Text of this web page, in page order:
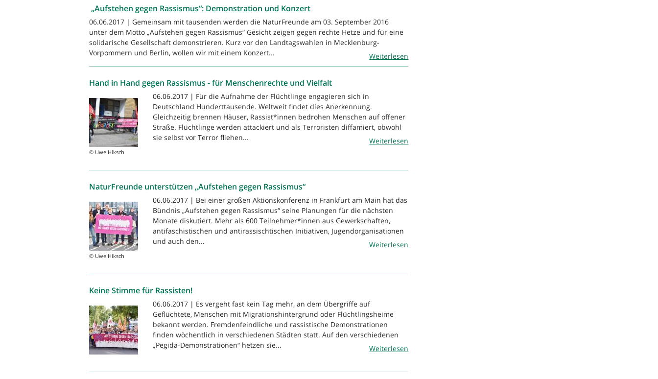
„Aufstehen gegen Rassismus“: Demonstration und Konzert
06.06.2017 | Gemeinsam mit tausenden werden die NaturFreunde am 03. September 2016
unter dem Motto „Aufstehen gegen Rassismus“ Gesicht zeigen gegen rechte Hetze und für eine
solidarische Gesellschaft demonstrieren. Kurz vor den Landtagswahlen in Mecklenburg-
Vorpommern und Berlin, wollen wir mit einem Konzert...
Weiterlesen
Hand in Hand gegen Rassismus - für Menschenrechte und Vielfalt
© Uwe Hiksch
06.06.2017 | Für die Aufnahme der Flüchtlinge engagieren sich in
Deutschland Hunderttausende. Weltweit findet dies Anerkennung.
Gleichzeitig brennen Häuser, Rassist*innen bedrohen Menschen auf offener
Straße. Flüchtlinge werden attackiert und als Terroristen diffamiert, obwohl
sie selbst vor Terror fliehen...
Weiterlesen
NaturFreunde unterstützen „Aufstehen gegen Rassismus“
© Uwe Hiksch
06.06.2017 | Bei einer großen Aktionskonferenz in Frankfurt am Main hat das
Bündnis „Aufstehen gegen Rassismus“ seine Planungen für die nächsten
Monate diskutiert. Mehr als 600 Teilnehmer*innen aus Gewerkschaften,
antifaschistischen und antirassischtischen Initiativen, Jugendorganisationen
und auch den...
Weiterlesen
Keine Stimme für Rassisten!
06.06.2017 | Es vergeht fast kein Tag mehr, an dem Übergriffe auf
Geflüchtete, Menschen mit Migrationshintergrund oder Flüchtlingsheime
bekannt werden. Fremdenfeindliche und rassistische Demonstrationen
finden wöchentlich in verschiedenen Städten statt. Auf den verschiedenen
„Pegida-Demonstrationen“ hetzen sie...
Weiterlesen